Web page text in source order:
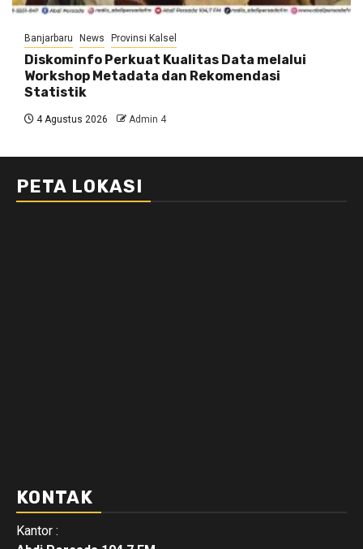
Banjarbaru News Provinsi Kalsel
Diskominfo Perkuat Kualitas Data melalui
Workshop Metadata dan Rekomendasi
Statistik
4 Agustus 2026 Admin 4
PETA LOKASI
KONTAK
Kantor :